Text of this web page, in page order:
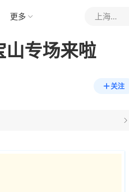
更多 上海宝山
专场来啦
关注